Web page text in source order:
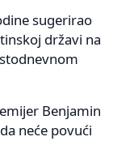
sugerirao
državi na
Benjamin
neće povući